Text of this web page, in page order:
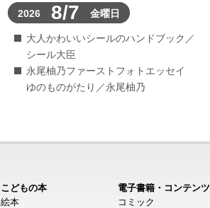
2026 8/7 金曜日
大人かわいいシールのハンドブック／
シール大臣
永尾柚乃ファーストフォトエッセイ
ゆのものがたり／永尾柚乃
こどもの本
絵本
電子書籍・コンテンツ
コミック